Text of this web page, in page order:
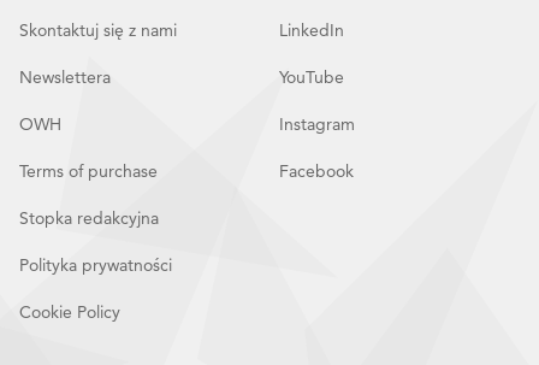
Skontaktuj się z nami
Newslettera
OWH
Terms of purchase
Stopka redakcyjna
Polityka prywatności
Cookie Policy
LinkedIn
YouTube
Instagram
Facebook